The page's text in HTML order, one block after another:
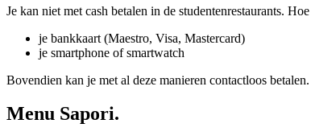
Je kan niet met cash betalen in de studen­ten­res­tau­rants.
je bankkaart (Maestro, Visa, Mastercard)
je smartphone of smartwatch
Bovendien kan je met al deze manieren contact­loos
Menu Sapori.